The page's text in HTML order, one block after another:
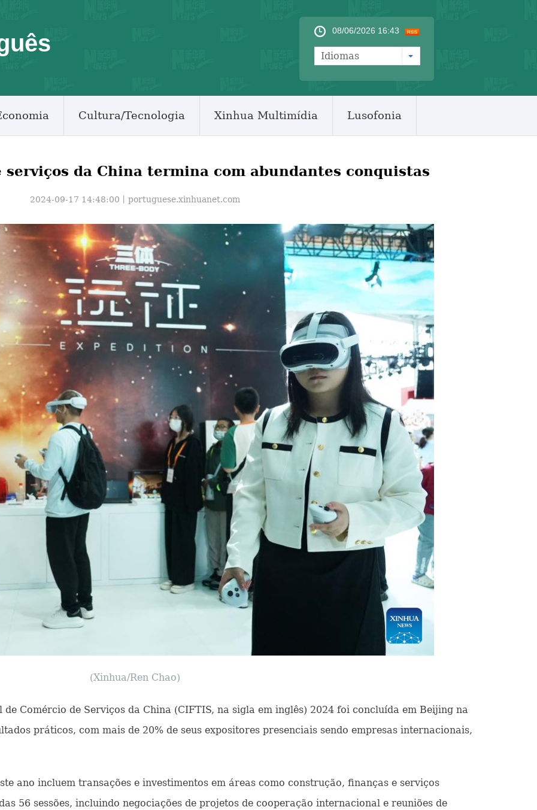
08/06/2026 16:43
Idiomas
Cultura/Tecnologia Xinhua Multimídia Lusofonia
serviços da China termina com abundantes conquistas
2024-09-17 14:48:00丨 portuguese.xinhuanet.com
(Xinhua/Ren Chao)
Comércio de Serviços da China (CIFTIS, na sigla em inglês) 2024 foi concluída em Beijing na
práticos, com mais de 20% de seus expositores presenciais sendo empresas internacionais,
ano incluem transações e investimentos em áreas como construção, finanças e serviços
56 sessões, incluindo negociações de projetos de cooperação internacional e reuniões de